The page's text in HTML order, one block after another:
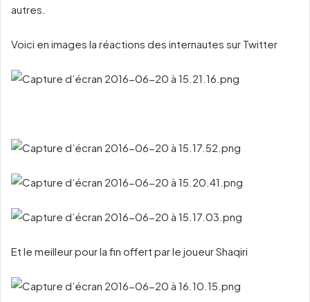
autres.
Voici en images la réactions des internautes sur Twitter
Et le meilleur pour la fin offert par le joueur Shaqiri